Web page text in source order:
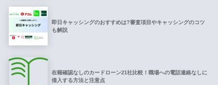
即日キャッシングのおすすめは?審査項目やキャッシングのコツ
も解説
在籍確認なしのカードローン21社比較！職場への電話連絡なしに
借入する方法と注意点